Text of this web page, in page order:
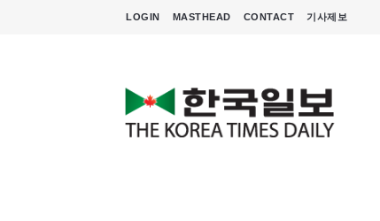
LOGIN MASTHEAD CONTACT 기사제보